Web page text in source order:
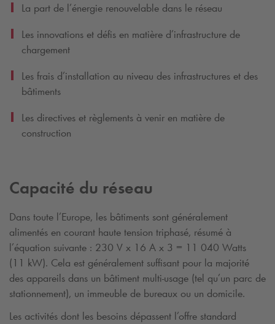
La part de l’énergie renouvelable dans le réseau
Les innovations et défis en matière d’infrastructure de
chargement
Les frais d’installation au niveau des infrastructures et des
bâtiments
Les directives et règlements à venir en matière de
construction
Capacité du réseau
Dans toute l’Europe, les bâtiments sont généralement
alimentés en courant haute tension triphasé, résumé à
l’équation suivante : 230 V x 16 A x 3 = 11 040 Watts
(11 kW). Cela est généralement suffisant pour la majorité
des appareils dans un bâtiment multi-usage (tel qu’un parc de
stationnement), un immeuble de bureaux ou un domicile.
Les activités dont les besoins dépassent l’offre standard